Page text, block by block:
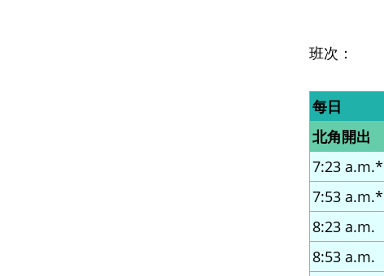
班次：
每日
北角開出
7:23 a.m.*
7:53 a.m.*
8:23 a.m.
8:53 a.m.